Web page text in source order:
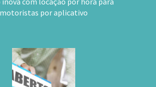
motoristas por aplicativo